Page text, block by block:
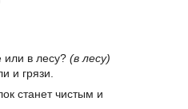
или в лесу? (в лесу)
и грязи.
станет чистым и